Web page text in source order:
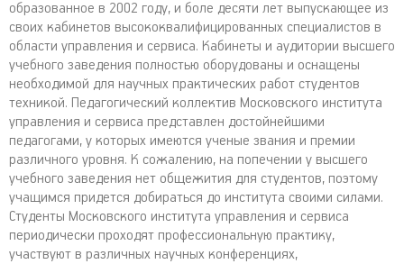
образованное в 2002 году, и боле десяти лет выпускающее из
своих кабинетов высококвалифицированных специалистов в
области управления и сервиса. Кабинеты и аудитории высшего
учебного заведения полностью оборудованы и оснащены
необходимой для научных практических работ студентов
техникой. Педагогический коллектив Московского института
управления и сервиса представлен достойнейшими
педагогами, у которых имеются ученые звания и премии
различного уровня. К сожалению, на попечении у высшего
учебного заведения нет общежития для студентов, поэтому
учащимся придется добираться до института своими силами.
Студенты Московского института управления и сервиса
периодически проходят профессиональную практику,
участвуют в различных научных конференциях,